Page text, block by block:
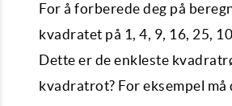
For å forberede deg på
kvadratet på 1, 4, 9, 16, 25,
Dette er de enkleste
kvadratrot? For eksempel må